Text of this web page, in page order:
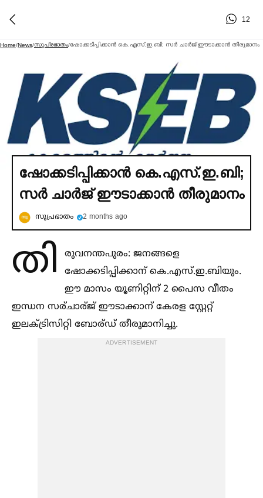
12
Home/News/സുപ്രഭാതം/ഷോക്കടിപ്പിക്കാന്‍ കെ.എസ്.ഇ.ബി; സര്‍ ചാര്‍ജ് ഈടാക്കാന്‍ തീരുമാനം
ഷോക്കടിപ്പിക്കാന്‍ കെ.എസ്.ഇ.ബി;
സര്‍ ചാര്‍ജ് ഈടാക്കാന്‍ തീരുമാനം
സുപ്രഭാതം 2 months ago
തി
രുവനന്തപുരം: ജനങ്ങളെ
ഷോക്കടിപ്പിക്കാന് കെ.എസ്.ഇ.ബിയും.
ഈ മാസം യൂണിറ്റിന് 2 പൈസ വീതം
ഇന്ധന സര്ചാര്ജ് ഈടാക്കാന് കേരള സ്റ്റേറ്റ്
ഇലക്‌ട്രിസിറ്റി ബോര്ഡ് തീരുമാനിച്ചു.
ADVERTISEMENT